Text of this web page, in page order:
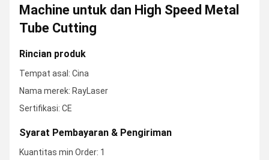
Machine untuk dan High Speed Metal
Tube Cutting
Rincian produk
Tempat asal: Cina
Nama merek: RayLaser
Sertifikasi: CE
Syarat Pembayaran & Pengiriman
Kuantitas min Order: 1